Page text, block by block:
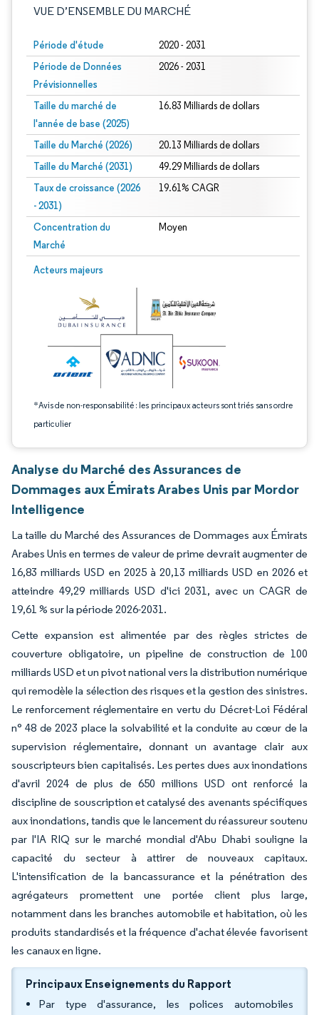
VUE D’ENSEMBLE DU MARCHÉ
Période d'étude 2020 - 2031
Période de Données
Prévisionnelles
2026 - 2031
Taille du marché de
l'année de base (2025)
16.83 Milliards de dollars
Taille du Marché (2026) 20.13 Milliards de dollars
Taille du Marché (2031) 49.29 Milliards de dollars
Taux de croissance (2026
- 2031)
19.61% CAGR
Concentration du
Marché
Moyen
Acteurs majeurs
*Avis de non-responsabilité : les principaux acteurs sont triés sans ordre
particulier
Image © Mordor Intelligence. La réutilisation nécessite une attribution sous CC
Analyse du Marché des Assurances de
Dommages aux Émirats Arabes Unis par Mordor
Intelligence
La taille du Marché des Assurances de Dommages aux Émirats
Arabes Unis en termes de valeur de prime devrait augmenter de
16,83 milliards USD en 2025 à 20,13 milliards USD en 2026 et
atteindre 49,29 milliards USD d'ici 2031, avec un CAGR de
19,61 % sur la période 2026-2031.
Cette expansion est alimentée par des règles strictes de
couverture obligatoire, un pipeline de construction de 100
milliards USD et un pivot national vers la distribution numérique
qui remodèle la sélection des risques et la gestion des sinistres.
Le renforcement réglementaire en vertu du Décret-Loi Fédéral
n° 48 de 2023 place la solvabilité et la conduite au cœur de la
supervision réglementaire, donnant un avantage clair aux
souscripteurs bien capitalisés. Les pertes dues aux inondations
d'avril 2024 de plus de 650 millions USD ont renforcé la
discipline de souscription et catalysé des avenants spécifiques
aux inondations, tandis que le lancement du réassureur soutenu
par l'IA RIQ sur le marché mondial d'Abu Dhabi souligne la
capacité du secteur à attirer de nouveaux capitaux.
L'intensification de la bancassurance et la pénétration des
agrégateurs promettent une portée client plus large,
notamment dans les branches automobile et habitation, où les
produits standardisés et la fréquence d'achat élevée favorisent
les canaux en ligne.
Principaux Enseignements du Rapport
Par type d'assurance, les polices automobiles